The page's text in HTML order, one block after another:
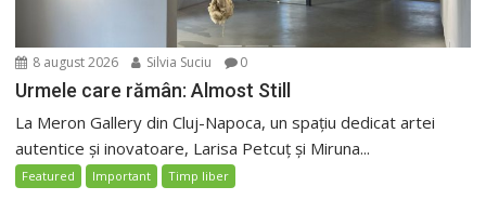
8 august 2026 Silvia Suciu 0
Urmele care rămân: Almost Still
La Meron Gallery din Cluj-Napoca, un spațiu dedicat artei
autentice și inovatoare, Larisa Petcuț și Miruna...
Featured Important Timp liber